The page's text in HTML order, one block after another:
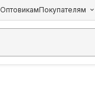
ОптовикамПокупателям